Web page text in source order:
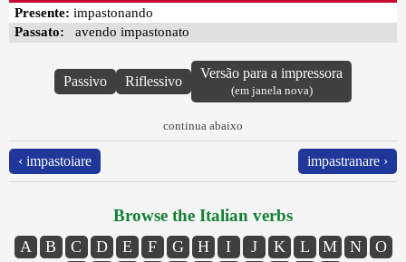
Presente: impastonando
Passato: avendo impastonato
Passivo Riflessivo
Versão para a impressora
(em janela nova)
continua abaixo
‹ impastoiare impastranare ›
Browse the Italian verbs
A B C D E F G H I J K L M N
O